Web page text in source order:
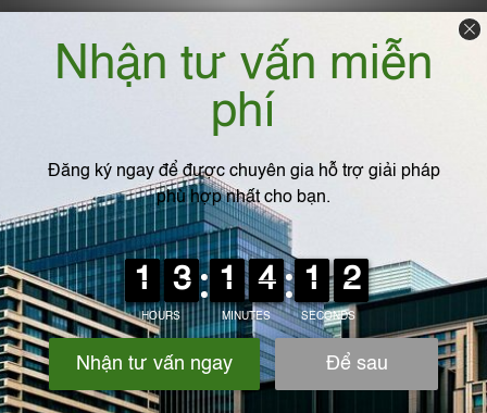
Ống nhựa công nghiệp PP có khả năng kháng nhiều loại hóa chất
và làm việc ổn định trong dải nhiệt độ phù hợp, đáp ứng tốt yêu
cầu của các hệ thống dẫn hóa chất và xử lý môi trường. Việc lựa
chọn đúng quy cách đường ống, kết hợp thiết kế và thi công đúng
kỹ thuật sẽ giúp nâng cao hiệu quả vận hành, kéo dài tuổi thọ hệ
thống và tối ưu chi phí đầu tư.
Công ty Cổ phần Sản xuất và Thương mại Kỹ thuật IPF Việt
Nam (gọi tắt làIPF Việt Nam) là đơn vị chuyên sâu trong lĩnh
vực thiết kế, sản xuất và cung cấp các giải pháp kỹ thuật công
nghiệp, đặc biệt trong xử lý khí thải, q uạt ly tâm,nhựa pp
ống
nhựa ppvà các thiết bị phụ trợ.